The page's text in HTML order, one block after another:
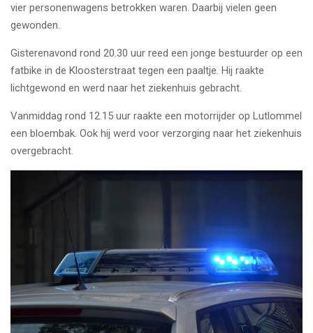
vier personenwagens betrokken waren. Daarbij vielen geen
gewonden.
Gisterenavond rond 20.30 uur reed een jonge bestuurder op een
fatbike in de Kloosterstraat tegen een paaltje. Hij raakte
lichtgewond en werd naar het ziekenhuis gebracht.
Vanmiddag rond 12.15 uur raakte een motorrijder op Lutlommel
een bloembak. Ook hij werd voor verzorging naar het ziekenhuis
overgebracht.